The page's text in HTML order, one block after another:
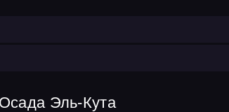
Эль-Кута